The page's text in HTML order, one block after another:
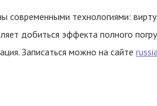
современными технологиями:
добиться эффекта полного
Записаться можно на сайте